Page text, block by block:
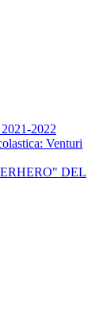
2022
Venturi
DEL